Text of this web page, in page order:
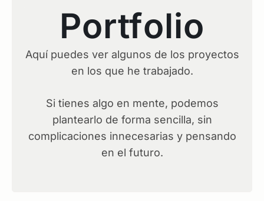
Portfolio
Aquí puedes ver algunos de los proyectos
en los que he trabajado.
Si tienes algo en mente, podemos
plantearlo de forma sencilla, sin
complicaciones innecesarias y pensando
en el futuro.